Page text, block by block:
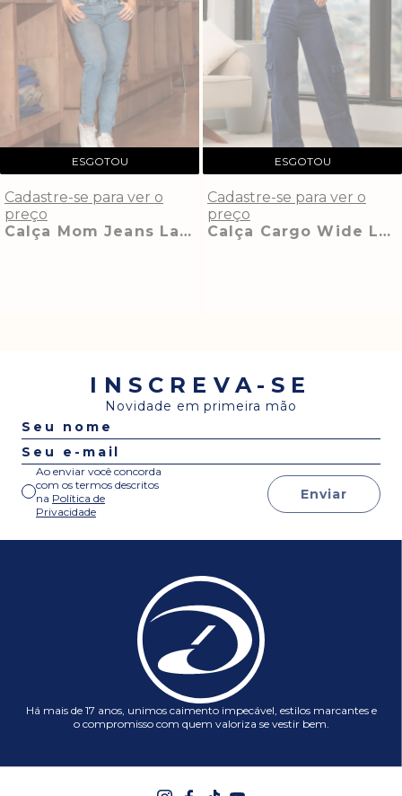
ESGOTOU
Calça Mom Jeans Lavagem Média com Bolso Traseiro Chanfrado Emilia
Cadastre-se para ver o
preço
ESGOTOU
Calça Cargo Wide Leg Jeans Escura Utilitária Fernanda
Cadastre-se para ver o
preço
INSCREVA-SE
Novidade em primeira mão
Enviar
Ao enviar você concorda
com os termos descritos
na Política de
Privacidade
Há mais de 17 anos, unimos caimento impecável, estilos marcantes e
o compromisso com quem valoriza se vestir bem.